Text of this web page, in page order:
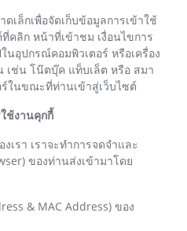
เล็กเพื่อจัดเก็บข้อมูลการเข้าใช้
คลิก หน้าที่เข้าชม เงื่อนไขการ
นอุปกรณ์คอมพิวเตอร์ หรือเครื่อง
เช่น โน๊ตบุ๊ค แท็บเล็ต หรือ สมา
ร์ในขณะที่ท่านเข้าสู่เว็บไซต์
ช้งานคุกกี้
เรา เราจะทำการจดจำและ
ของท่านส่งเข้ามาโดย
& MAC Address) ของ